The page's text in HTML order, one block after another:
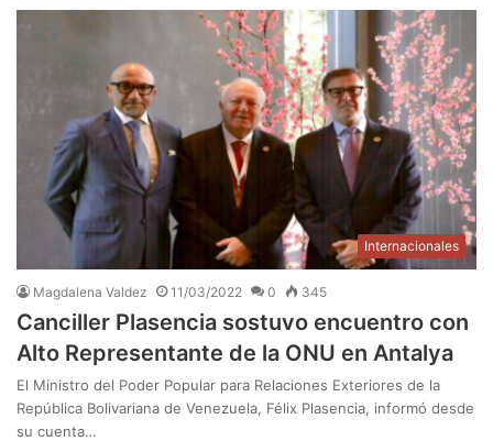
Internacionales
Magdalena Valdez 11/03/2022 0 345
Canciller Plasencia sostuvo encuentro con
Alto Representante de la ONU en Antalya
El Ministro del Poder Popular para Relaciones Exteriores de la
República Bolivariana de Venezuela, Félix Plasencia, informó desde
su cuenta…